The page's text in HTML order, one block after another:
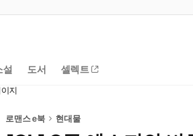
설 도서 셀렉트
지
로맨스 e북 현대물